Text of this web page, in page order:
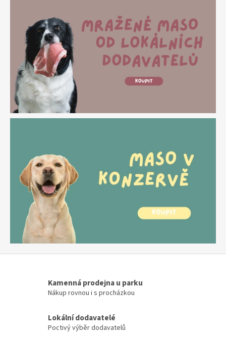
Kamenná prodejna u parku
Nákup rovnou i s procházkou
Lokální dodavatelé
Poctivý výběr dodavatelů